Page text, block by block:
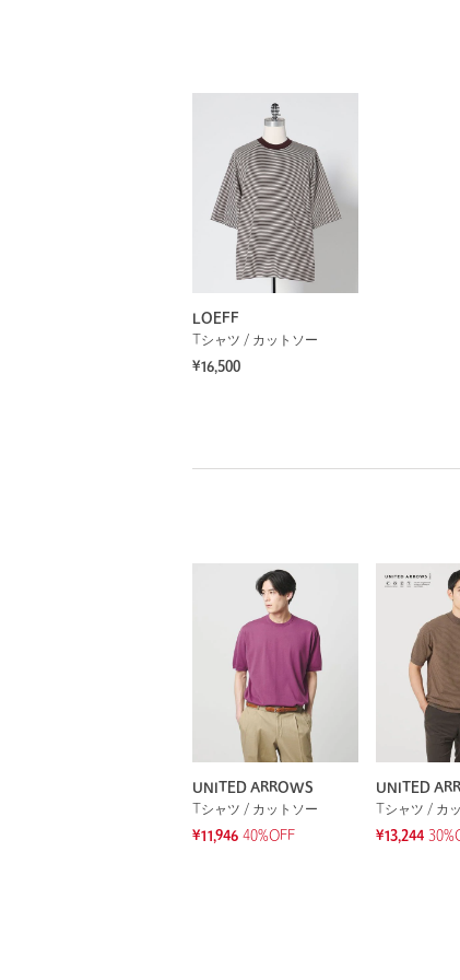
LOEFF
Tシャツ / カットソー
¥16,500
UNITED ARROWS
Tシャツ / カットソー
¥11,946 40%OFF
UNITED
Tシャツ / カ
¥13,244